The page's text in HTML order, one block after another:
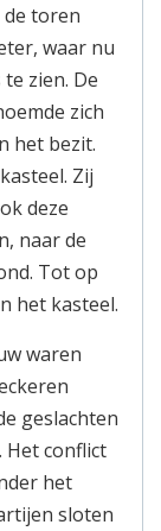
toren
waar nu
zien. De
zich
het bezit.
Zij
deze
naar de
Tot op
het kasteel.
waren
geslachten
Het conflict
het
sloten